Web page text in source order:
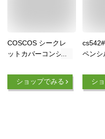
COSCOS シークレ
ットカバーコンシー
コスコス コンシーラ
ー くま消し 人気 ク
ショップでみる
ペンシ
コンシ
し 毛
シ